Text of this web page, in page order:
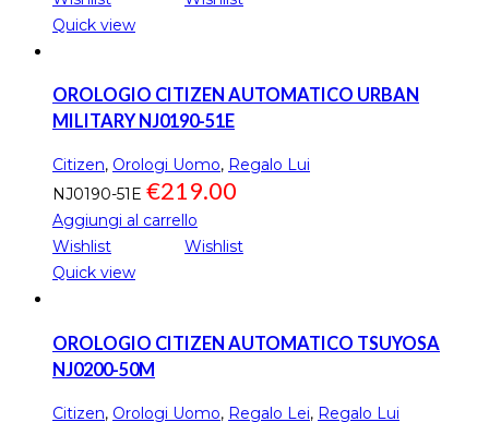
Quick view
OROLOGIO CITIZEN AUTOMATICO URBAN
MILITARY NJ0190-51E
Citizen, Orologi Uomo, Regalo Lui
NJ0190-51E €219.00
Aggiungi al carrello
Wishlist
Wishlist
Quick view
OROLOGIO CITIZEN AUTOMATICO TSUYOSA
NJ0200-50M
Citizen, Orologi Uomo, Regalo Lei, Regalo Lui